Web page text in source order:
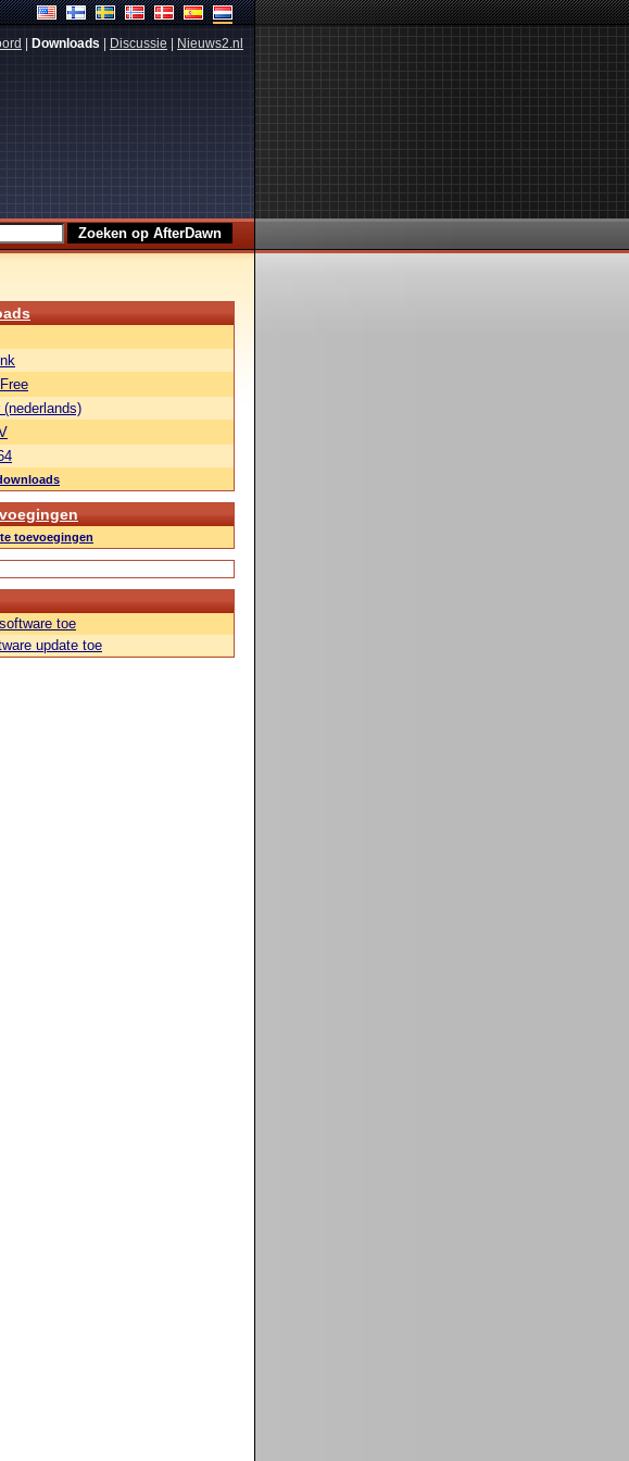
Downloads Discussie Nieuws2.nl
toevoegingen
toe
update toe